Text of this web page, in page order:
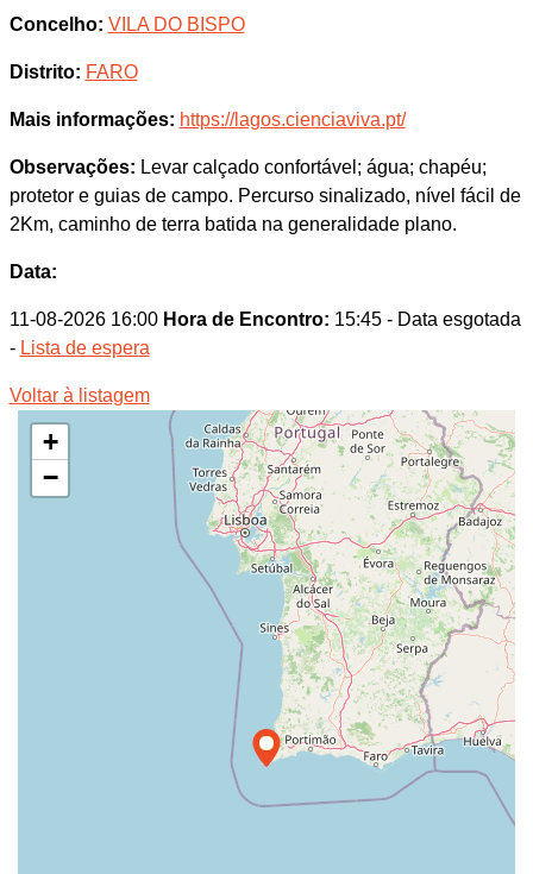
Concelho: VILA DO BISPO
Distrito: FARO
Mais informações: https://lagos.cienciaviva.pt/
Observações: Levar calçado confortável; água; chapéu;
protetor e guias de campo. Percurso sinalizado, nível fácil de
2Km, caminho de terra batida na generalidade plano.
Data:
11-08-2026 16:00 Hora de Encontro: 15:45 - Data esgotada
- Lista de espera
Voltar à listagem
+
−